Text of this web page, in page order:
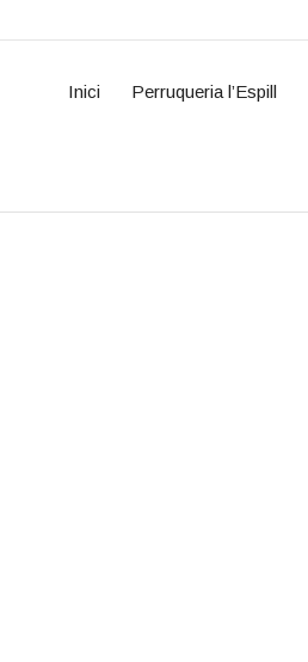
Inici Perruqueria l’Espill